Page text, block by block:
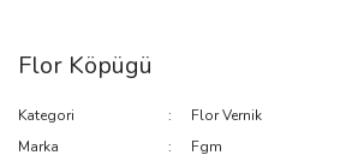
Flor Köpügü
Kategori
Flor Vernik
Marka
Fgm